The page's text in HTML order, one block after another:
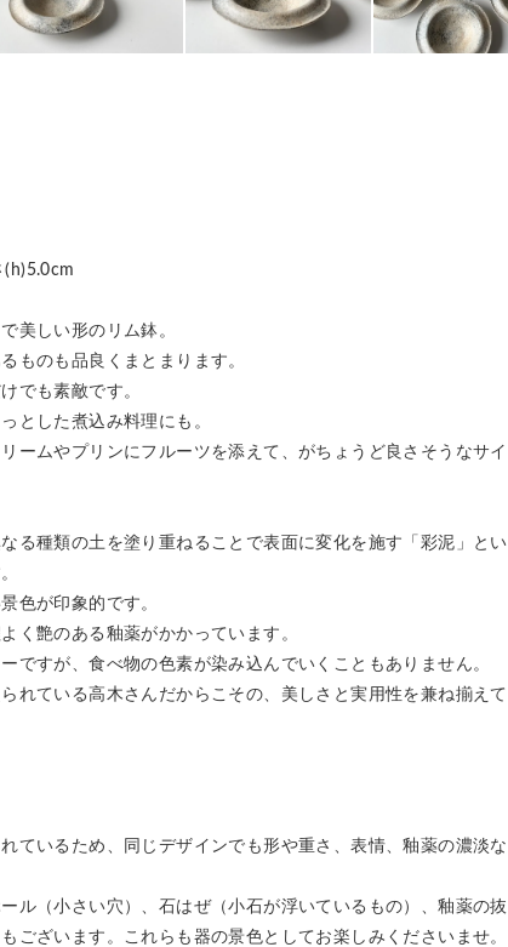
美しい形のリム鉢。
ものも品良くまとまります。
でも素敵です。
とした煮込み料理にも。
ームやプリンにフルーツを添えて、がちょうど良さそうなサイ
る種類の土を塗り重ねることで表面に変化を施す「彩泥」とい
色が印象的です。
く艶のある釉薬がかかっています。
ですが、食べ物の色素が染み込んでいくこともありません。
れている高木さんだからこその、美しさと実用性を兼ね揃えて
ているため、同じデザインでも形や重さ、表情、釉薬の濃淡な
ル（小さい穴）、石はぜ（小石が浮いているもの）、釉薬の抜
ございます。これらも器の景色としてお楽しみくださいませ。